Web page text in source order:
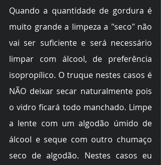
Quando a quantidade de gordura é
muito grande a limpeza a "seco" não
vai ser suficiente e será necessário
limpar com álcool, de preferência
isopropílico. O truque nestes casos é
NÃO deixar secar naturalmente pois
o vidro ficará todo manchado. Limpe
a lente com um algodão úmido de
álcool e seque com outro chumaço
seco de algodão. Nestes casos eu